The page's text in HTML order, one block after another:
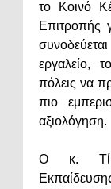
το Κοινό
Επιτροπής
εργαλείο,
πόλεις να
πιο
αξιολόγηση.
Ο κ.